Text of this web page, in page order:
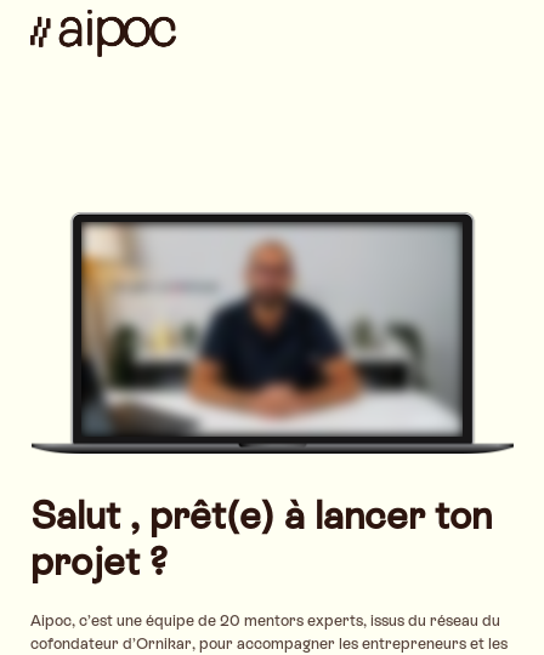
Salut , prêt(e) à lancer ton
projet ?
Aipoc, c’est une équipe de 20 mentors experts, issus du réseau du
cofondateur d’Ornikar, pour accompagner les entrepreneurs et les